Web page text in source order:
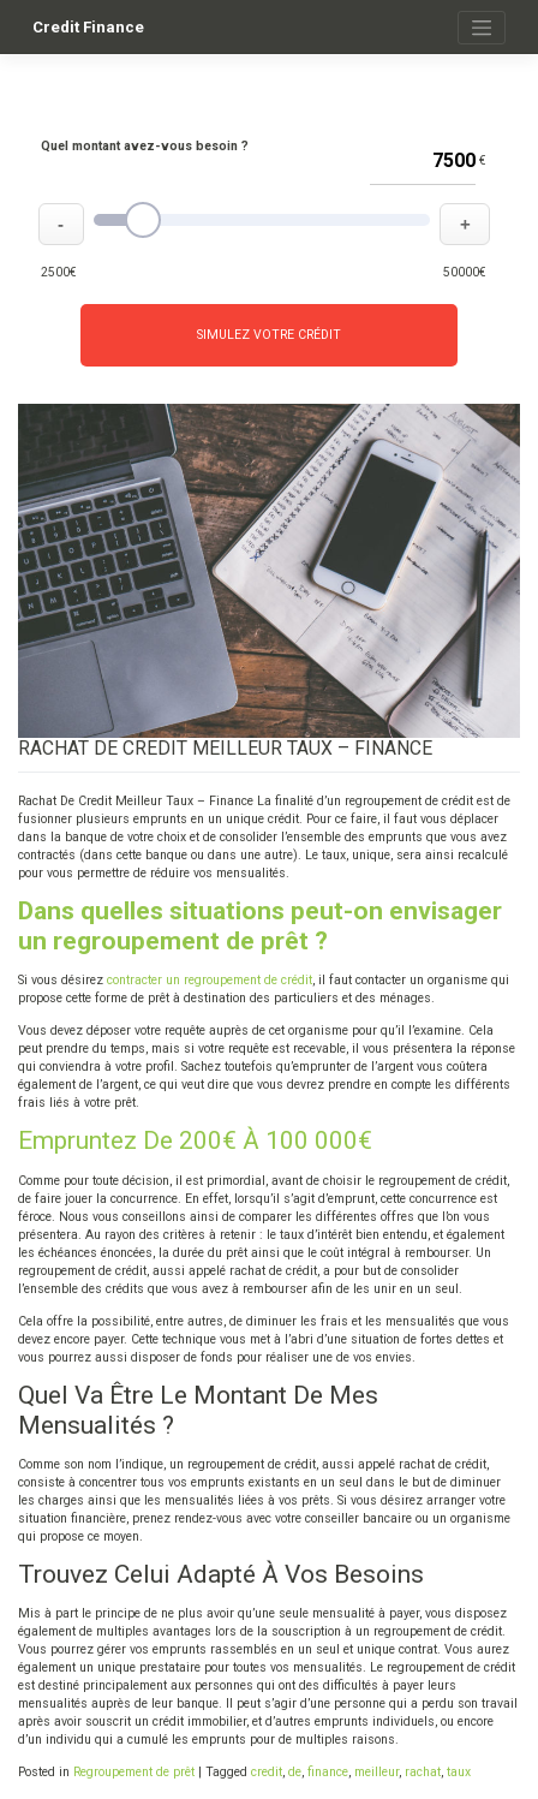
Credit Finance
Quel montant avez-vous besoin ?
€
- +
2500€ 50000€
SIMULEZ VOTRE CRÉDIT
RACHAT DE CREDIT MEILLEUR TAUX – FINANCE
Rachat De Credit Meilleur Taux – Finance La finalité d’un regroupement de crédit est de
fusionner plusieurs emprunts en un unique crédit. Pour ce faire, il faut vous déplacer
dans la banque de votre choix et de consolider l’ensemble des emprunts que vous avez
contractés (dans cette banque ou dans une autre). Le taux, unique, sera ainsi recalculé
pour vous permettre de réduire vos mensualités.
Dans quelles situations peut-on envisager
un regroupement de prêt ?
Si vous désirez contracter un regroupement de crédit, il faut contacter un organisme qui
propose cette forme de prêt à destination des particuliers et des ménages.
Vous devez déposer votre requête auprès de cet organisme pour qu’il l’examine. Cela
peut prendre du temps, mais si votre requête est recevable, il vous présentera la réponse
qui conviendra à votre profil. Sachez toutefois qu’emprunter de l’argent vous coûtera
également de l’argent, ce qui veut dire que vous devrez prendre en compte les différents
frais liés à votre prêt.
Empruntez De 200€ À 100 000€
Comme pour toute décision, il est primordial, avant de choisir le regroupement de crédit,
de faire jouer la concurrence. En effet, lorsqu’il s’agit d’emprunt, cette concurrence est
féroce. Nous vous conseillons ainsi de comparer les différentes offres que l’on vous
présentera. Au rayon des critères à retenir : le taux d’intérêt bien entendu, et également
les échéances énoncées, la durée du prêt ainsi que le coût intégral à rembourser. Un
regroupement de crédit, aussi appelé rachat de crédit, a pour but de consolider
l’ensemble des crédits que vous avez à rembourser afin de les unir en un seul.
Cela offre la possibilité, entre autres, de diminuer les frais et les mensualités que vous
devez encore payer. Cette technique vous met à l’abri d’une situation de fortes dettes et
vous pourrez aussi disposer de fonds pour réaliser une de vos envies.
Quel Va Être Le Montant De Mes
Mensualités ?
Comme son nom l’indique, un regroupement de crédit, aussi appelé rachat de crédit,
consiste à concentrer tous vos emprunts existants en un seul dans le but de diminuer
les charges ainsi que les mensualités liées à vos prêts. Si vous désirez arranger votre
situation financière, prenez rendez-vous avec votre conseiller bancaire ou un organisme
qui propose ce moyen.
Trouvez Celui Adapté À Vos Besoins
Mis à part le principe de ne plus avoir qu’une seule mensualité à payer, vous disposez
également de multiples avantages lors de la souscription à un regroupement de crédit.
Vous pourrez gérer vos emprunts rassemblés en un seul et unique contrat. Vous aurez
également un unique prestataire pour toutes vos mensualités. Le regroupement de crédit
est destiné principalement aux personnes qui ont des difficultés à payer leurs
mensualités auprès de leur banque. Il peut s’agir d’une personne qui a perdu son travail
après avoir souscrit un crédit immobilier, et d’autres emprunts individuels, ou encore
d’un individu qui a cumulé les emprunts pour de multiples raisons.
Posted in Regroupement de prêt Tagged credit, de, finance, meilleur, rachat, taux